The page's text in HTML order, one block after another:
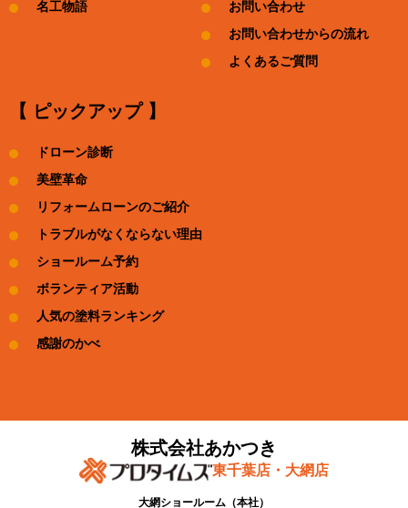
名工物語
お問い合わせ
お問い合わせからの流れ
よくあるご質問
【 ピックアップ 】
ドローン診断
美壁革命
リフォームローンのご紹介
トラブルがなくならない理由
ショールーム予約
ボランティア活動
人気の塗料ランキング
感謝のかべ
株式会社あかつき
東千葉店・大網店
大網ショールーム​（本社）